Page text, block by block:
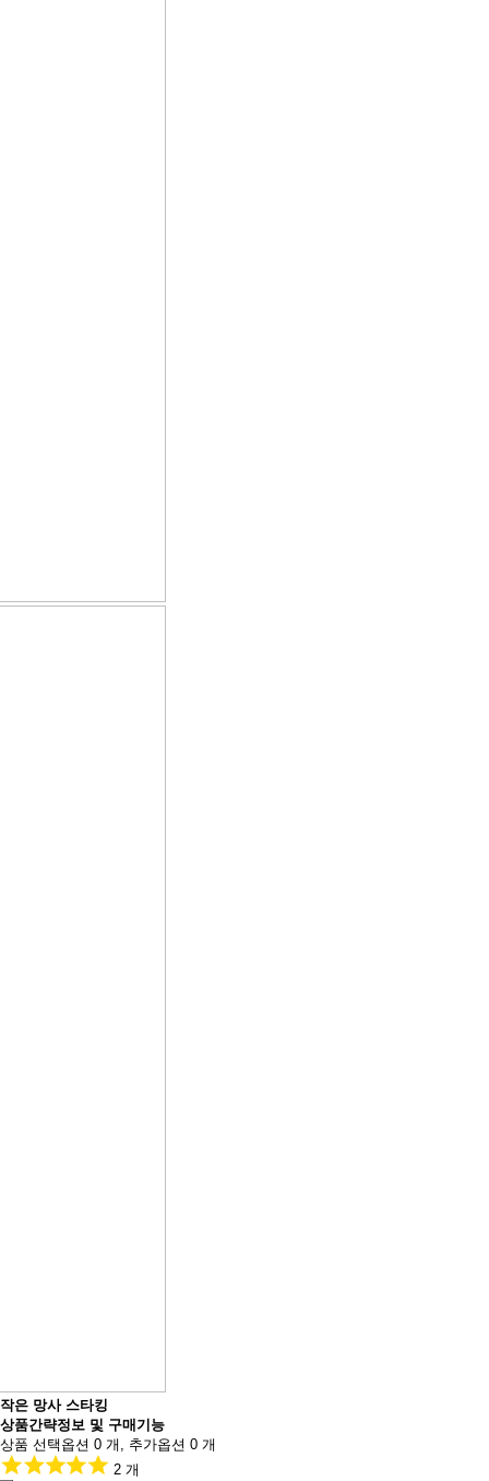
작은 망사 스타킹
상품간략정보 및 구매기능
상품 선택옵션 0 개, 추가옵션 0 개
2 개